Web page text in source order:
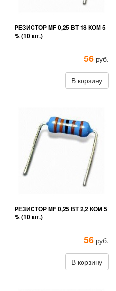
РЕЗИСТОР MF 0,25 ВТ 18 КОМ 5
% (10 шт.)
56 руб.
В корзину
РЕЗИСТОР MF 0,25 ВТ 2,2 КОМ 5
% (10 шт.)
56 руб.
В корзину